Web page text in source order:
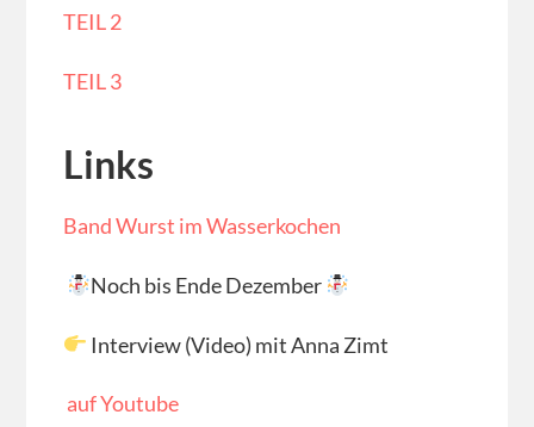
TEIL 2
TEIL 3
Links
Band Wurst im Wasserkochen
Noch bis Ende Dezember
Interview (Video) mit Anna Zimt
auf Youtube